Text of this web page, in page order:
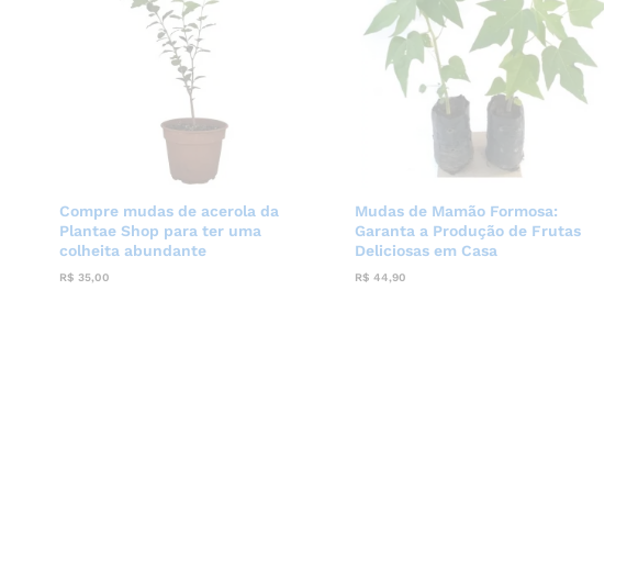
Compre mudas de acerola da
Plantae Shop para ter uma
colheita abundante
R$ 35,00
Mudas de Mamão Formosa:
Garanta a Produção de Frutas
Deliciosas em Casa
R$ 44,90